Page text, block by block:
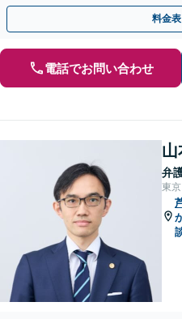
弁護士の腕次第で変わります【初回
料金
電話でお問い合わせ
山
弁
東